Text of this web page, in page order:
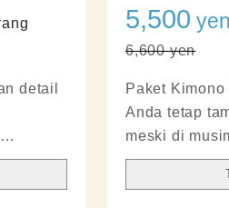
detail
5,500 yen
6,600 yen
Paket
Anda tetap
meski di
Dibuat dari
terasa sejuk